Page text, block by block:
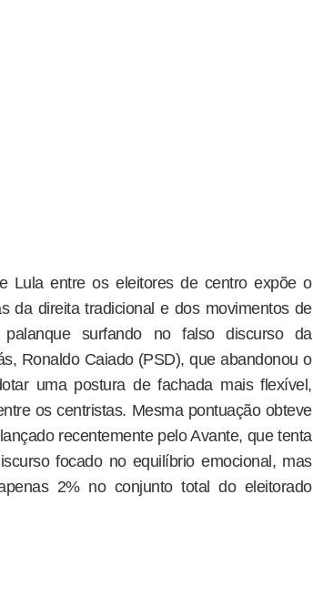
Lula entre os eleitores de centro expõe o
da direita tradicional e dos movimentos de
surfando no falso discurso da
Ronaldo Caiado (PSD), que abandonou o
uma postura de fachada mais flexível,
os centristas. Mesma pontuação obteve
recentemente pelo Avante, que tenta
focado no equilíbrio emocional, mas
2% no conjunto total do eleitorado